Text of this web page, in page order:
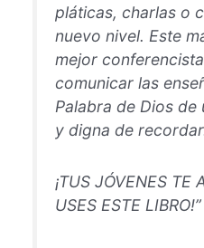
pláticas, charlas o
nuevo nivel. Este
mejor
comunicar las
Palabra de Dios de
y digna de
¡TUS JÓVENES TE
USES ESTE LIBRO!”